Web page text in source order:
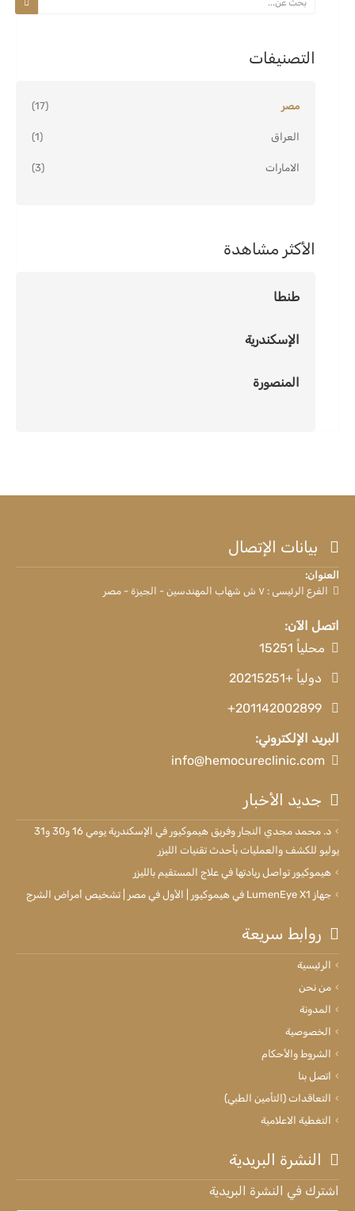
التصنيفات
مصر (17)
العراق (1)
الامارات (3)
الأكثر مشاهدة
طنطا
الإسكندرية
المنصورة
بيانات الإتصال
العنوان:
الفرع الرئيسى : ٧ ش شهاب المهندسين - الجيزة - مصر
اتصل الآن:
محلياً 15251
دولياً +20215251
+201142002899
البريد الإلكتروني:
info@hemocureclinic.com
جديد الأخبار
د. محمد مجدي النجار وفريق هيموكيور في الإسكندرية يومي 16 و30 و31
يوليو للكشف والعمليات بأحدث تقنيات الليزر
هيموكيور تواصل ريادتها في علاج المستقيم بالليزر
جهاز LumenEye X1 في هيموكيور | الأول في مصر | تشخيص أمراض الشرج
روابط سريعة
الرئيسية
من نحن
المدونة
الخصوصية
الشروط والأحكام
اتصل بنا
التعاقدات (التأمين الطبي)
التغطية الاعلامية
النشرة البريدية
اشترك في النشرة البريدية